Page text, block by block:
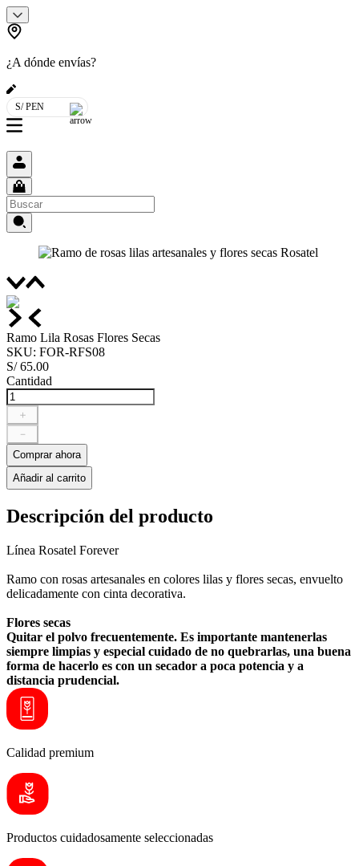
¿A dónde envías?
S/ PEN
Ramo Lila Rosas Flores Secas
SKU: FOR-RFS08
S/ 65.00
Cantidad
＋
－
Comprar ahora
Añadir al carrito
Descripción del producto
Línea Rosatel Forever
Ramo con rosas artesanales en colores lilas y flores secas, envuelto
delicadamente con cinta decorativa.
Flores secas
Quitar el polvo frecuentemente. Es importante mantenerlas
siempre limpias y especial cuidado de no quebrarlas, una buena
forma de hacerlo es con un secador a poca potencia y a
distancia prudencial.
Calidad premium
Productos cuidadosamente seleccionadas